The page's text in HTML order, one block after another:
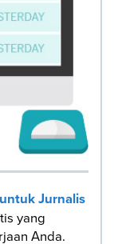
Jurnalis
yang
Anda.